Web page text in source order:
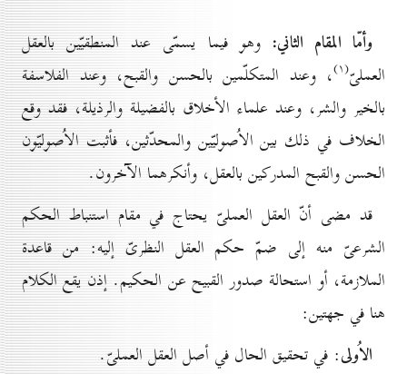
وأمّا المقام الثاني: وهو فيما يسمّى عند المنطقيّين بالعقل
العملىّ(۱) ، وعند المتكلّمين بالحسن والقبح، وعند الفلاسفة
بالخير والشر، وعند علماء الأخلاق بالفضيلة والرذيلة، فقد وقع
الخلاف في ذلك بين الاُصوليّين والمحدّثين، فأثبت الاُصوليّون
الحسن والقبح المدركين بالعقل، وأنكرهما الآخرون.
قد مضى أنّ العقل العملىّ يحتاج في مقام استنباط الحكم
الشرعىّ منه إلى ضمّ حكم العقل النظرىّ إليه: من قاعدة
الملازمة، أو استحالة صدور القبيح عن الحكيم. إذن يقع الكلام
هنا في جهتين:
الاُولى: في تحقيق الحال في أصل العقل العملىّ.